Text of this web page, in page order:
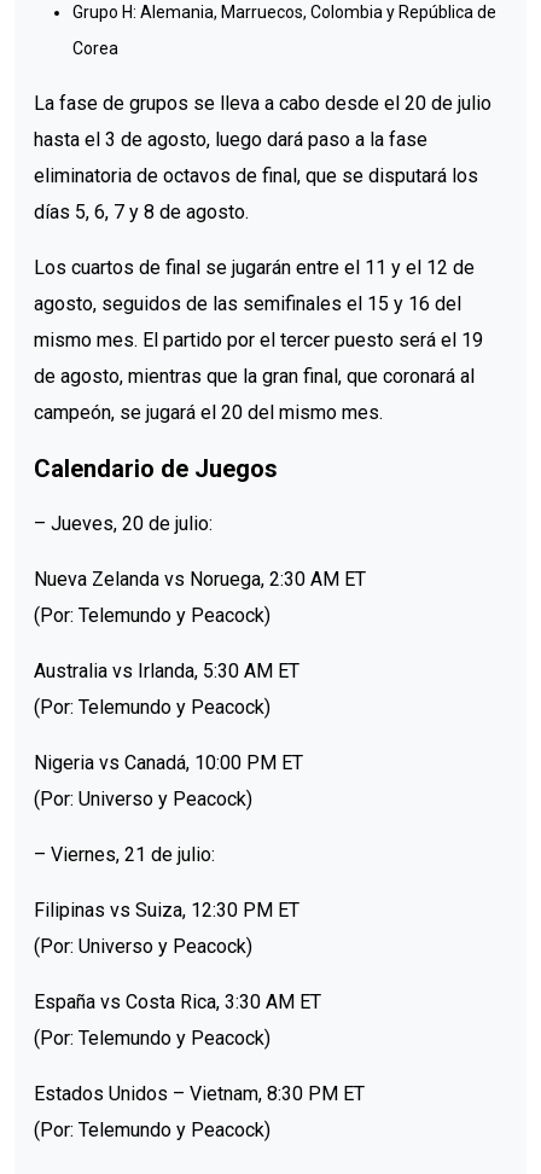
Grupo H: Alemania, Marruecos, Colombia y República de
Corea
La fase de grupos se lleva a cabo desde el 20 de julio
hasta el 3 de agosto, luego dará paso a la fase
eliminatoria de octavos de final, que se disputará los
días 5, 6, 7 y 8 de agosto.
Los cuartos de final se jugarán entre el 11 y el 12 de
agosto, seguidos de las semifinales el 15 y 16 del
mismo mes. El partido por el tercer puesto será el 19
de agosto, mientras que la gran final, que coronará al
campeón, se jugará el 20 del mismo mes.
Calendario de Juegos
– Jueves, 20 de julio:
Nueva Zelanda vs Noruega, 2:30 AM ET
(Por: Telemundo y Peacock)
Australia vs Irlanda, 5:30 AM ET
(Por: Telemundo y Peacock)
Nigeria vs Canadá, 10:00 PM ET
(Por: Universo y Peacock)
– Viernes, 21 de julio:
Filipinas vs Suiza, 12:30 PM ET
(Por: Universo y Peacock)
España vs Costa Rica, 3:30 AM ET
(Por: Telemundo y Peacock)
Estados Unidos – Vietnam, 8:30 PM ET
(Por: Telemundo y Peacock)